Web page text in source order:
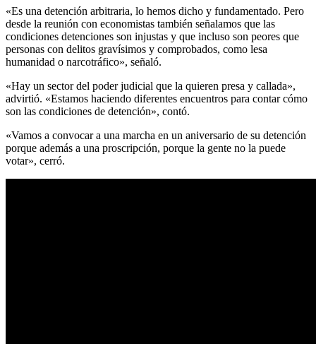
«Es una detención arbitraria, lo hemos dicho y fundamentado. Pero
desde la reunión con economistas también señalamos que las
condiciones detenciones son injustas y que incluso son peores que
personas con delitos gravísimos y comprobados, como lesa
humanidad o narcotráfico», señaló.
«Hay un sector del poder judicial que la quieren presa y callada»,
advirtió. «Estamos haciendo diferentes encuentros para contar cómo
son las condiciones de detención», contó.
«Vamos a convocar a una marcha en un aniversario de su detención
porque además a una proscripción, porque la gente no la puede
votar», cerró.